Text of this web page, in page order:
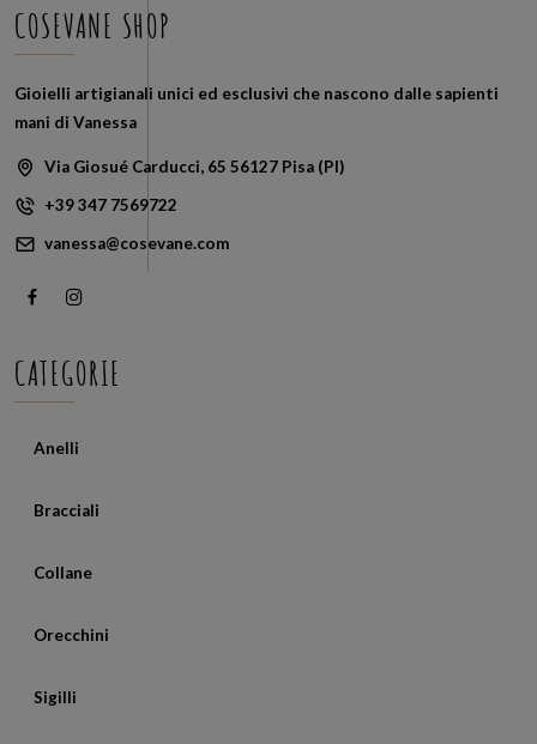
COSEVANE SHOP
Gioielli artigianali unici ed esclusivi che nascono dalle sapienti
mani di Vanessa
Via Giosué Carducci, 65 56127 Pisa (PI)
+39 347 7569722
vanessa@cosevane.com
CATEGORIE
Anelli
Bracciali
Collane
Orecchini
Sigilli